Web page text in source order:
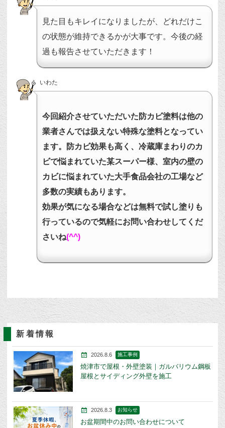
見た目もキレイになりましたが、どれだけこ
の状態が維持できるかが大事です。今後の経
過も報告させていただきます！
いわた
今回紹介させていただいた防カビ塗料は他の
業者さんでは扱えない特殊な塗料となってい
ます。防カビ効果も高く、冷蔵庫まわりのカ
ビで悩まれていた某スーパー様、室内の壁の
カビに悩まれていた大手食品会社の工場など
多数の実績もあります。
効果が気になる場合などは無料で試し塗りも
行っているので気軽にお問い合わせしてくだ
さいね(^^)
新着情報
2026.8.6 施工事例
焼津市で屋根・外壁塗装｜ガルバリウム鋼板
屋根とサイディング外壁を施工
2026.8.3 お知らせ
お盆期間中のお問い合わせについて